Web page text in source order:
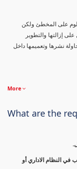
على المخطئ ولكن
إزالتها والتطوير
نشرها وتعميمها داخل
More
What are the
النظام الاداري أو